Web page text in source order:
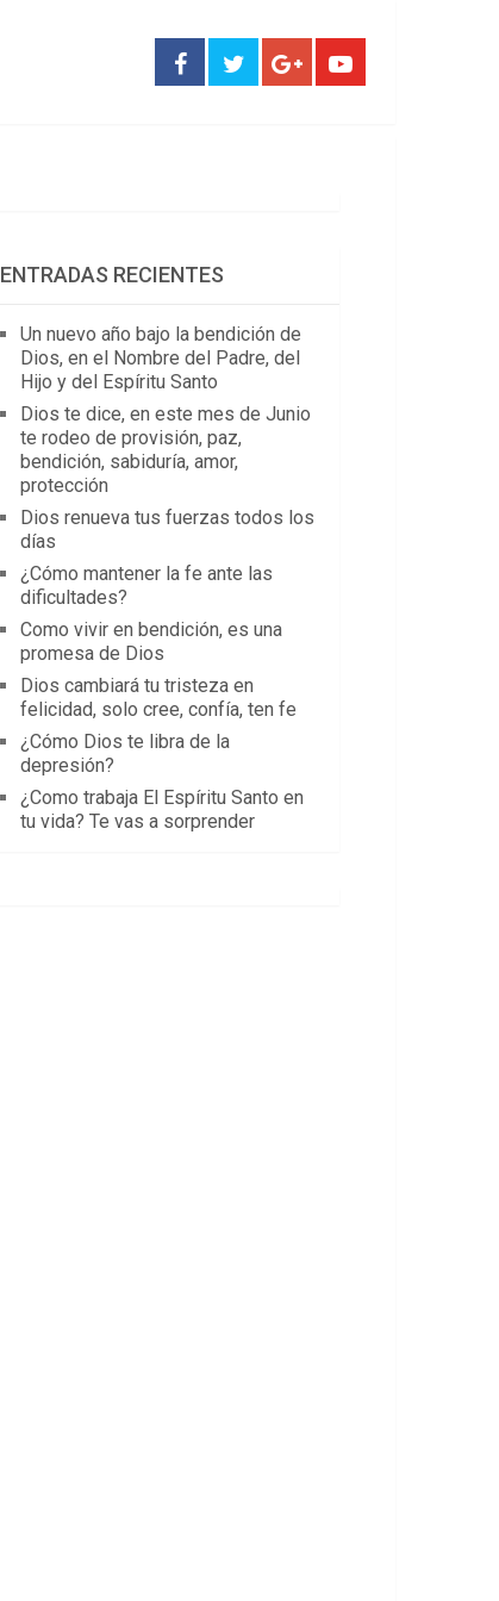
ENTRADAS RECIENTES
Un nuevo año bajo la bendición de
Dios, en el Nombre del Padre, del
Hijo y del Espíritu Santo
Dios te dice, en este mes de Junio
te rodeo de provisión, paz,
bendición, sabiduría, amor,
protección
Dios renueva tus fuerzas todos los
días
¿Cómo mantener la fe ante las
dificultades?
Como vivir en bendición, es una
promesa de Dios
Dios cambiará tu tristeza en
felicidad, solo cree, confía, ten fe
¿Cómo Dios te libra de la
depresión?
¿Como trabaja El Espíritu Santo en
tu vida? Te vas a sorprender